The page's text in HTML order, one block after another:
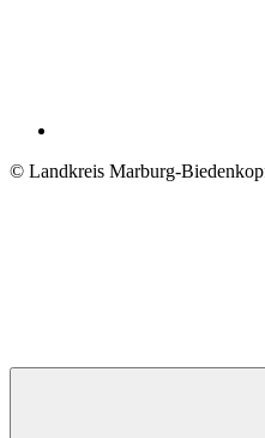
© Landkreis Marburg-